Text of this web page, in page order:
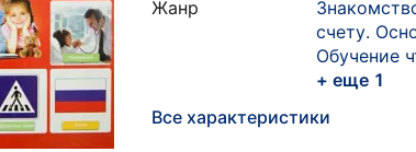
Жанр
счету.
Обучение
+ еще 1
Все характеристики